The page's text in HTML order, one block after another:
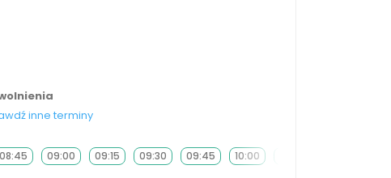
inne terminy
08:45 09:00 09:15 09:30 09:45 10:00